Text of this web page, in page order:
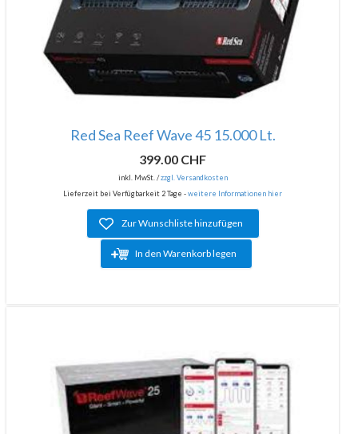
Red Sea Reef Wave 45 15.000 Lt.
399.00 CHF
inkl. MwSt. /zzgl. Versandkosten
Lieferzeit bei Verfügbarkeit 2 Tage -weitere Informationen hier
Zur Wunschliste hinzufügen
In den Warenkorb legen